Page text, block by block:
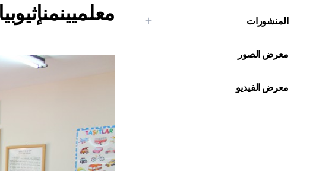
المنشورات
معرض الصور
معرض الفيديو